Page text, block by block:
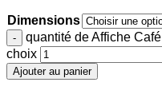
Dimensions
quantité de Affiche
choix
Ajouter au panier